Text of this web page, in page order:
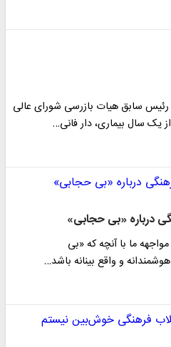
سابق هیات بازرسی شورای عالی
یک سال بیماری، دار فانی…
درباره «بی حجابی»
ما با آنچه که «بی
و واقع بینانه باشد…